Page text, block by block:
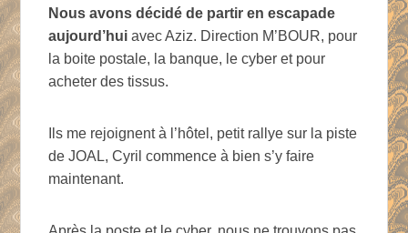
Nous avons décidé de partir en escapade
aujourd’hui avec Aziz. Direction M’BOUR, pour
la boite postale, la banque, le cyber et pour
acheter des tissus.
Ils me rejoignent à l’hôtel, petit rallye sur la piste
de JOAL, Cyril commence à bien s’y faire
maintenant.